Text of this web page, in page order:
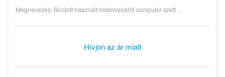
Megnevezés: Bontott használt motorvezérlő computer szett ...
Hívjon az ár miatt